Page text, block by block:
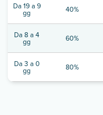
Da 19 a 9
gg 40%
Da 8 a 4
gg 60%
Da 3 a 0
gg 80%